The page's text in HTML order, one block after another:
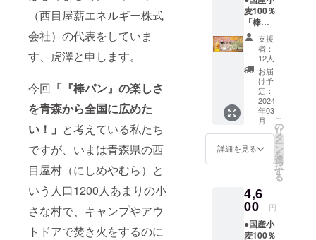
（西目屋薪エネルギー株式
会社）の代表をしていま
す、虎澤と申します。
今回 「『棒パン』の楽しさ
を青森から全国に広めた
い！」 と考えている私たち
ですが、いまは青森県の西
目屋村（にしめやむら）と
いう人口1200人あまりの小
さな村で、キャンプやアウ
トドアで焚き火をするのに
ことが
できる
「ダン
ク式
コー
ヒー」
豆の産
地：コ
ロンビ
ア コー
ヒー
バッグ
（一杯
分）８
ｇ×３袋
元：株
式会社
白神焙
煎舎
個 国
産小麦
（おも
に岩
手、青
森産）
使用 冷
凍保
存 賞
味期
限：約3
か月 ※
原材料
表示は
お届け
商品の
ラベル
村 具体
的な実
施日時
につい
ては、
プロ
ジェク
ト終了
後に決
定し、
支援者
にご連
絡いた
都合が
つかな
い場合
には、
麦100％
「棒パ
ン」用
パン生
地（プ
レー
ン）6個
入り
また
は ３
種詰合
せ（プ
レー
ン、コ
コア、
２）
（内容
物はオ
プショ
ンから
支援
者：
12人
お届
け予
定：
2024
年03
月
詳細を見る
こ
の
リ
タ
ー
ン
を
選
択
す
る
4,6
00 円
●国産小
麦100％